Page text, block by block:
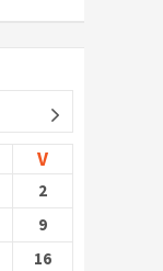
V
2
9
16